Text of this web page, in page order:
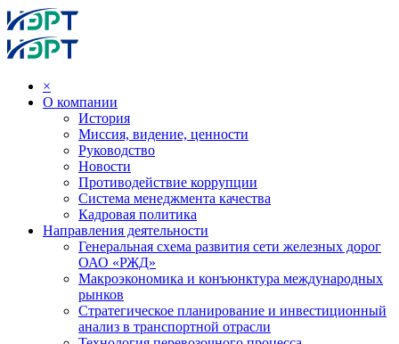
×
О компании
История
Миссия, видение, ценности
Руководство
Новости
Противодействие коррупции
Система менеджмента качества
Кадровая политика
Направления деятельности
Генеральная схема развития сети железных дорог
ОАО «РЖД»
Макроэкономика и конъюнктура международных
рынков
Стратегическое планирование и инвестиционный
анализ в транспортной отрасли